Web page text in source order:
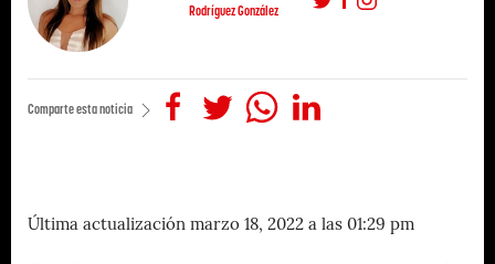
Rodríguez González
Comparte esta noticia
Última actualización marzo 18, 2022 a las 01:29 pm